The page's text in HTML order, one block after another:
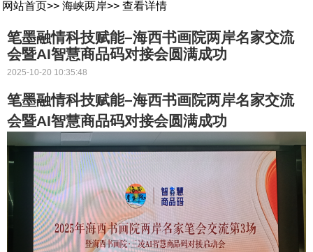
网站首页>> 海峡两岸>> 查看详情
笔墨融情科技赋能–海西书画院两岸名家交流
会暨AI智慧商品码对接会圆满成功
2025-10-20 10:35:48
笔墨融情科技赋能–海西书画院两岸名家交流
会暨AI智慧商品码对接会圆满成功